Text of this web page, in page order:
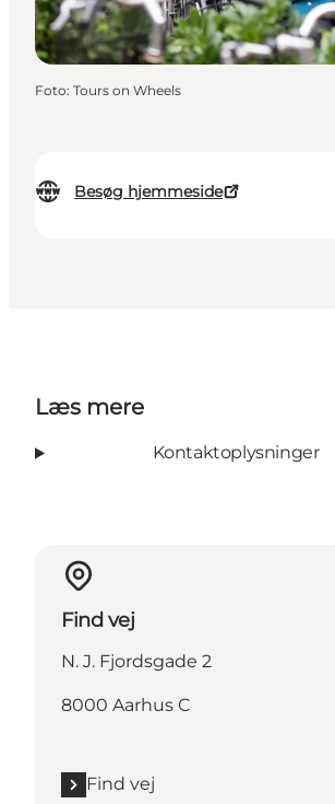
Besøg hjemmeside
Foto: Tours on Wheels
Læs mere
Kontaktoplysninger
Find vej
N. J. Fjordsgade 2
8000 Aarhus C
Find vej